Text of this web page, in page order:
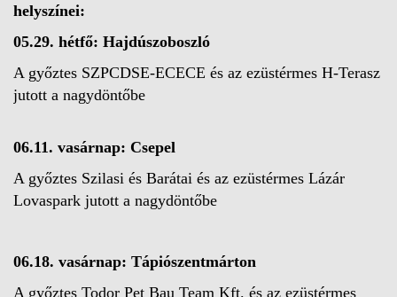
helyszínei:
05.29. hétfő: Hajdúszoboszló
A győztes SZPCDSE-ECECE és az ezüstérmes H-Terasz
jutott a nagydöntőbe
06.11. vasárnap: Csepel
A győztes Szilasi és Barátai és az ezüstérmes Lázár
Lovaspark jutott a nagydöntőbe
06.18. vasárnap: Tápiószentmárton
A győztes Todor Pet Bau Team Kft. és az ezüstérmes